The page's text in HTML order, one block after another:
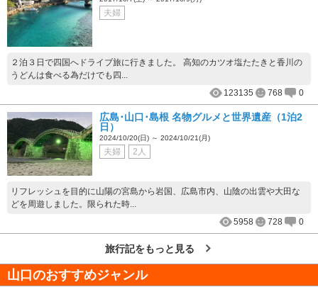
夫婦
２泊３日で四国へドライブ旅に行きました。 高知のカツオ塩たたきと香川の
うどんは食べる為だけでも四...
123135
768 0
広島･山口･島根 名物グルメと世界遺産（1泊2
日）
2024/10/20(日) ～ 2024/10/21(月)
夫婦 2人
リフレッシュを目的に山陽の宮島から岩国、広島市内、山陰の出雲や大田な
どを周遊しました。限られた時...
5958
728 0
旅行記をもっと見る
山口のおすすめジャンル